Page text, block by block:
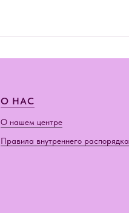
О НАС
О нашем центре
Правила внутреннего распорядка